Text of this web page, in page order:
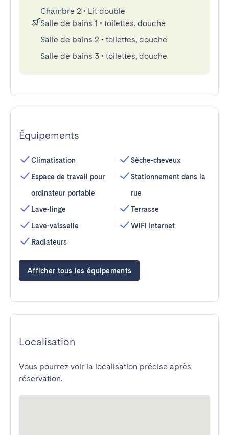
Chambre 2 • Lit double
Salle de bains 1 • toilettes, douche
Salle de bains 2 • toilettes, douche
Salle de bains 3 • toilettes, douche
Équipements
Climatisation
Espace de travail pour
ordinateur portable
Lave-linge
Lave-vaisselle
Radiateurs
Sèche-cheveux
Stationnement dans la
rue
Terrasse
WiFi Internet
Afficher tous les équipements
Localisation
Vous pourrez voir la localisation précise après
réservation.